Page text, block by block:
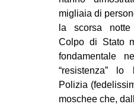
migliaia di
la scorsa
Colpo di Stato
fondamentale
“resistenza”
Polizia
moschee che,